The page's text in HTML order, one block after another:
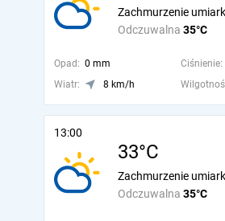
Odczuwalna 35°C
Zachmurzenie
Opad: 0 mm Ciśnienie:
Wiatr:
8 km/h
13:00
33°C
Odczuwalna 35°C
Zachmurzenie